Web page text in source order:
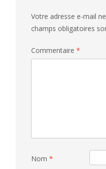
Votre adresse e-mail
champs obligatoires
Commentaire *
Nom *